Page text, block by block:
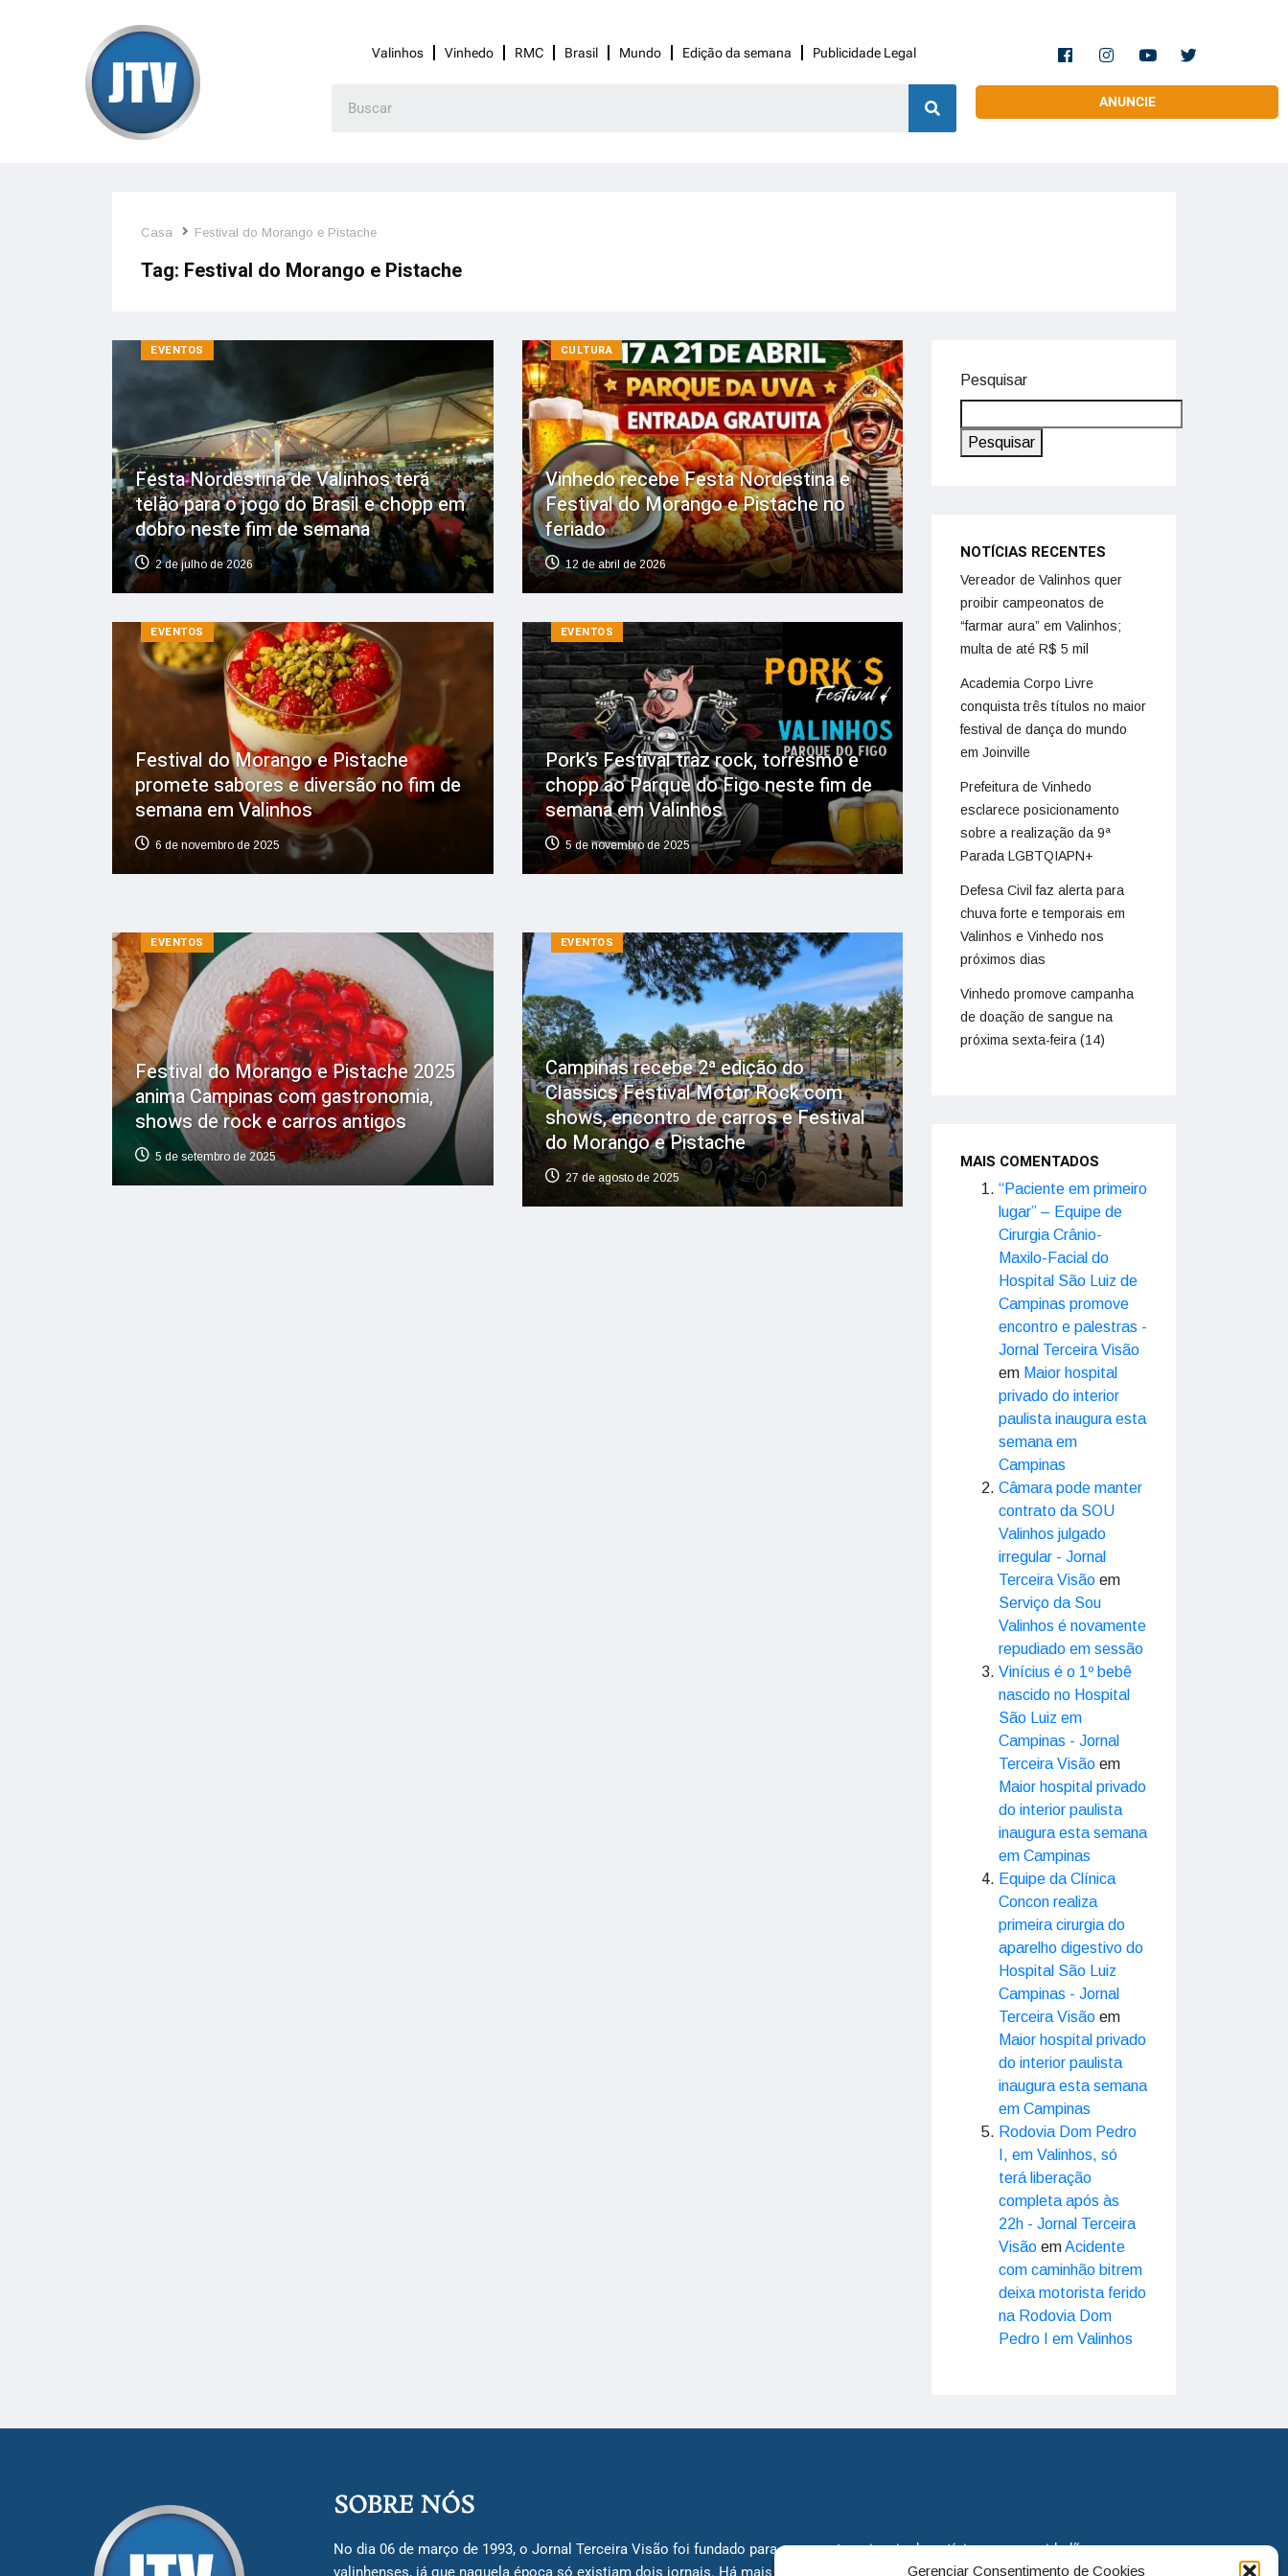
Gerenciar Consentimento de Cookies
Valinhos Vinhedo RMC Brasil Mundo Edição da semana Publicidade Legal
ANUNCIE
Casa Festival do Morango e Pistache
Tag: Festival do Morango e Pistache
EVENTOS
Festa Nordestina de Valinhos terá
telão para o jogo do Brasil e chopp em
dobro neste fim de semana
2 de julho de 2026
CULTURA
Vinhedo recebe Festa Nordestina e
Festival do Morango e Pistache no
feriado
12 de abril de 2026
EVENTOS
Festival do Morango e Pistache
promete sabores e diversão no fim de
semana em Valinhos
6 de novembro de 2025
EVENTOS
Pork’s Festival traz rock, torresmo e
chopp ao Parque do Figo neste fim de
semana em Valinhos
5 de novembro de 2025
EVENTOS
Festival do Morango e Pistache 2025
anima Campinas com gastronomia,
shows de rock e carros antigos
5 de setembro de 2025
EVENTOS
Campinas recebe 2ª edição do
Classics Festival Motor Rock com
shows, encontro de carros e Festival
do Morango e Pistache
27 de agosto de 2025
Pesquisar
Pesquisar
NOTÍCIAS RECENTES
Vereador de Valinhos quer
proibir campeonatos de
“farmar aura” em Valinhos;
multa de até R$ 5 mil
Academia Corpo Livre
conquista três títulos no maior
festival de dança do mundo
em Joinville
Prefeitura de Vinhedo
esclarece posicionamento
sobre a realização da 9ª
Parada LGBTQIAPN+
Defesa Civil faz alerta para
chuva forte e temporais em
Valinhos e Vinhedo nos
próximos dias
Vinhedo promove campanha
de doação de sangue na
próxima sexta-feira (14)
MAIS COMENTADOS
“Paciente em primeiro
lugar” – Equipe de
Cirurgia Crânio-
Maxilo-Facial do
Hospital São Luiz de
Campinas promove
encontro e palestras -
Jornal Terceira Visão
em Maior hospital
privado do interior
paulista inaugura esta
semana em
Campinas
Câmara pode manter
contrato da SOU
Valinhos julgado
irregular - Jornal
Terceira Visão em
Serviço da Sou
Valinhos é novamente
repudiado em sessão
Vinícius é o 1º bebê
nascido no Hospital
São Luiz em
Campinas - Jornal
Terceira Visão em
Maior hospital privado
do interior paulista
inaugura esta semana
em Campinas
Equipe da Clínica
Concon realiza
primeira cirurgia do
aparelho digestivo do
Hospital São Luiz
Campinas - Jornal
Terceira Visão em
Maior hospital privado
do interior paulista
inaugura esta semana
em Campinas
Rodovia Dom Pedro
I, em Valinhos, só
terá liberação
completa após às
22h - Jornal Terceira
Visão emAcidente
com caminhão bitrem
deixa motorista ferido
na Rodovia Dom
Pedro I em Valinhos
SOBRE NÓS
No dia 06 de março de 1993, o Jornal Terceira Visão foi fundado para ser uma terceira via de notícias para os cidadãos
valinhenses, já que naquela época só existiam dois jornais. Há mais de 30 anos, o jornal continua assumindo o papel